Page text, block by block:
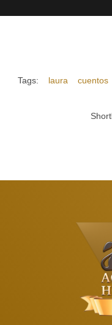
Tags: laura cuentos